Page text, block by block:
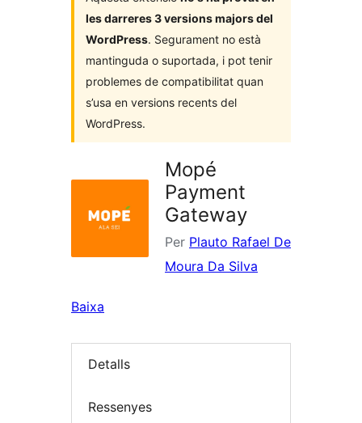
les darreres 3 versions majors del
WordPress. Segurament no està
mantinguda o suportada, i pot tenir
problemes de compatibilitat quan
s’usa en versions recents del
WordPress.
Mopé
Payment
Gateway
Per Plauto Rafael De
Moura Da Silva
Baixa
Detalls
Ressenyes